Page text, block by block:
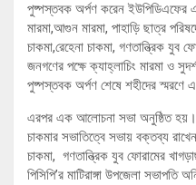
পুষ্পস্তবক অর্পণ করেন ইউপিডিএফের
মারমা,আগুন মারমা, পাহাড়ি ছাত্র
চাকমা,রেহেনা চাকমা, গণতান্ত্রিক যুব
জনগণের পক্ষে ক্যাহ্লাচিং মারমা ও
পুষ্পস্তবক অর্পণ শেষে শহীদের স্মরণে
এরপর এক আলোচনা সভা অনুষ্ঠিত হয়।
চাকমার সভাতিত্বে সভায় বক্তব্য
চাকমা, গণতান্ত্রিক যুব ফোরামের
পিসিপি’র মাটিরাঙ্গা উপজেলা সভাপতি